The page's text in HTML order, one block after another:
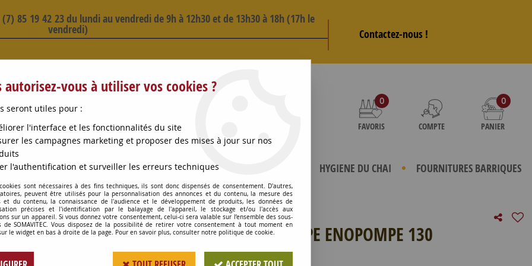
85 19 42 23 du lundi au vendredi de 9h à 12h30 et de 13h30 à 18h (17h le
vendredi) Contactez-nous !
0
FAVORIS COMPTE
0
PANIER
CONSOMMABLES OENOLOGIE HYGIENE DU CHAI FOURNITURES BARRIQUES
COMPLET P/POMPE ENOPOMPE 130
PISTON COMPLET P/POMPE ENOPOMPE 130
autorisez-vous à utiliser vos cookies ?
seront utiles pour :
l'interface et les fonctionnalités du site
les campagnes marketing et proposer des mises à jour sur nos
l'authentification et surveiller les erreurs techniques
sont nécessaires à des fins techniques, ils sont donc dispensés de consentement. D'autres,
peuvent être utilisés pour la personnalisation des annonces et du contenu, la mesure des
et du contenu, la connaissance de l'audience et le développement de produits, les données de
précises et l'identification par le balayage de l'appareil, le stockage et/ou l'accès aux
sur un appareil. Si vous donnez votre consentement, celui-ci sera valable sur l’ensemble des sous-
de SOMAVITEC. Vous disposez de la possibilité de retirer votre consentement à tout moment en
le widget en bas à droite de la page. Pour en savoir plus, consulter notre politique de cookie.